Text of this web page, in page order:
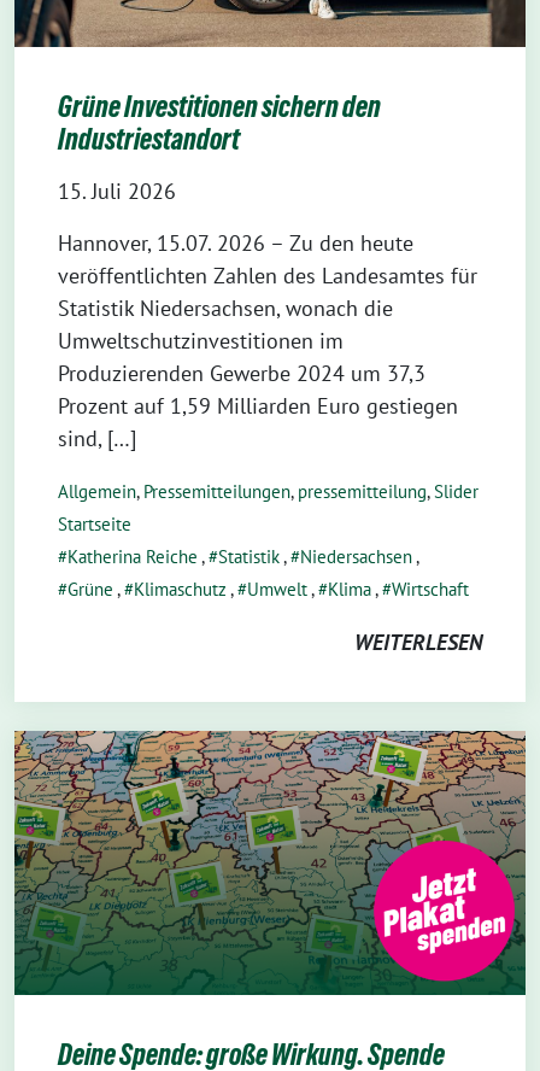
Grüne Investitionen sichern den
Industriestandort
15. Juli 2026
Hannover, 15.07. 2026 – Zu den heute
veröffentlichten Zahlen des Landesamtes für
Statistik Niedersachsen, wonach die
Umweltschutzinvestitionen im
Produzierenden Gewerbe 2024 um 37,3
Prozent auf 1,59 Milliarden Euro gestiegen
sind, […]
Allgemein, Pressemitteilungen, pressemitteilung,Slider
Startseite
Katherina Reiche , Statistik, Niedersachsen,
Grüne , Klimaschutz , Umwelt, Klima, Wirtschaft
WEITERLESEN
Deine Spende: große Wirkung. Spende